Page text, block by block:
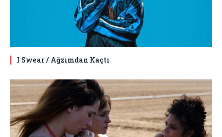
I Swear / Ağzımdan Kaçtı